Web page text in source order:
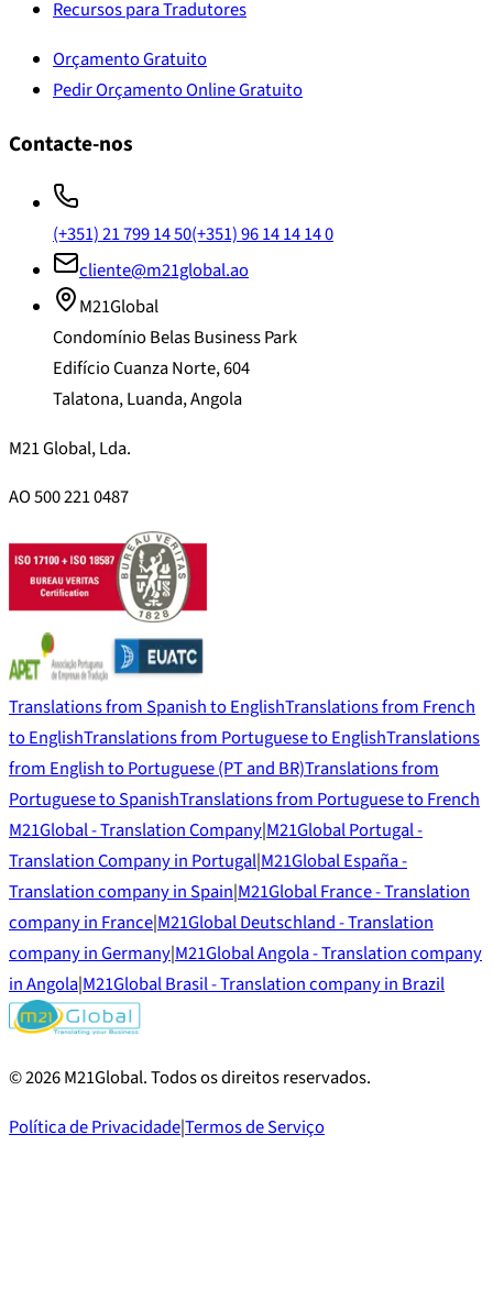
Recursos para Tradutores
Orçamento Gratuito
Pedir Orçamento Online Gratuito
Contacte-nos
(+351) 21 799 14 50(+351) 96 14 14 14 0
cliente@m21global.ao
M21Global
Condomínio Belas Business Park
Edifício Cuanza Norte, 604
Talatona, Luanda, Angola
M21 Global, Lda.
AO 500 221 0487
Translations from Spanish to EnglishTranslations from French
to EnglishTranslations from Portuguese to EnglishTranslations
from English to Portuguese (PT and BR)Translations from
Portuguese to SpanishTranslations from Portuguese to French
M21Global - Translation Company|M21Global Portugal -
Translation Company in Portugal|M21Global España -
Translation company in Spain|M21Global France - Translation
company in France|M21Global Deutschland - Translation
company in Germany|M21Global Angola - Translation company
in Angola|M21Global Brasil - Translation company in Brazil
©2026M21Global.Todos os direitos reservados.
Política de Privacidade|Termos de Serviço